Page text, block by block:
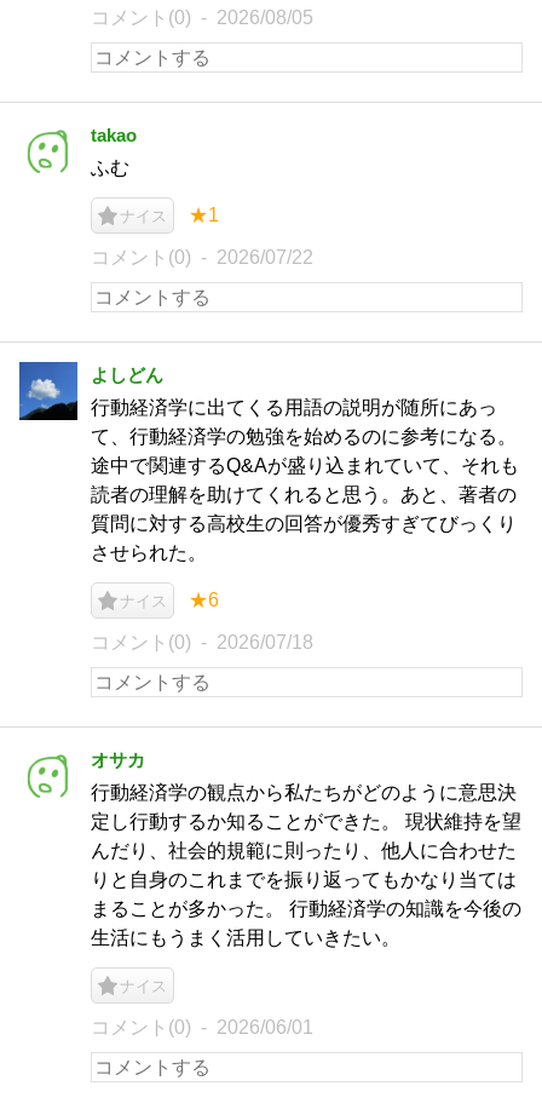
コメント(0) 2026/08/05
takao
ふむ
ナイス ★1
コメント(0) 2026/07/22
よしどん
行動経済学に出てくる用語の説明が随所にあっ
て、行動経済学の勉強を始めるのに参考になる。
途中で関連するQ&Aが盛り込まれていて、それも
読者の理解を助けてくれると思う。あと、著者の
質問に対する高校生の回答が優秀すぎてびっくり
させられた。
ナイス ★6
コメント(0) 2026/07/18
オサカ
行動経済学の観点から私たちがどのように意思決
定し行動するか知ることができた。 現状維持を望
んだり、社会的規範に則ったり、他人に合わせた
りと自身のこれまでを振り返ってもかなり当ては
まることが多かった。 行動経済学の知識を今後の
生活にもうまく活用していきたい。
ナイス
コメント(0) 2026/06/01